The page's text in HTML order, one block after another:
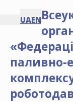
UAEN
паливно-